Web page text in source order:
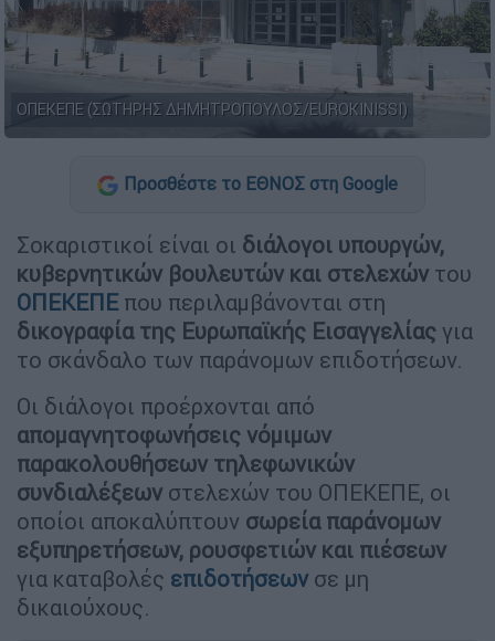
ΟΠΕΚΕΠΕ (ΣΩΤΗΡΗΣ ΔΗΜΗΤΡΟΠΟΥΛΟΣ/EUROKINISSI)
Προσθέστε το ΕΘΝΟΣ στη Google
Σοκαριστικοί είναι οι διάλογοι υπουργών,
κυβερνητικών βουλευτών και στελεχών του
ΟΠΕΚΕΠΕπου περιλαμβάνονται στη
δικογραφία της Ευρωπαϊκής Εισαγγελίας για
το σκάνδαλο των παράνομων επιδοτήσεων.
Οι διάλογοι προέρχονται από
απομαγνητοφωνήσεις νόμιμων
παρακολουθήσεων τηλεφωνικών
συνδιαλέξεων στελεχών του ΟΠΕΚΕΠΕ, οι
οποίοι αποκαλύπτουν σωρεία παράνομων
εξυπηρετήσεων, ρουσφετιών και πιέσεων
για καταβολές επιδοτήσεωνσε μη
δικαιούχους.